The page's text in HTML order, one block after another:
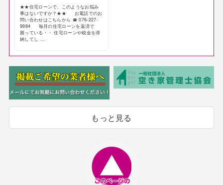
★★住宅ローンで、このようなお悩み
事はないですか？★★ お電話でのお
問い合わせはこちらから ☎ 076-227-
9984 毎月の住宅ローンを返済で
困っている・・ 住宅ローンや税金を滞
納してし ...
もっと見る